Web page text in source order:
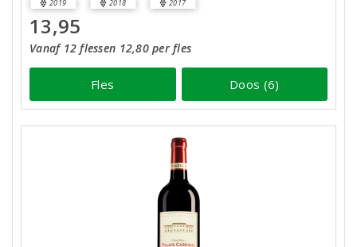
2019 2018 2017
13,95
Vanaf 12 flessen 12,80 per fles
Fles Doos (6)